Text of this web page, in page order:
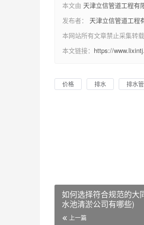
本文由 天津立信管道工程有
发布者： 天津立信管道工程
本网站所有文章禁止采集转
本文链接： https://
价格 排水 排水管
如何选择符合规范的大
水池清淤公司有哪些)
上一篇